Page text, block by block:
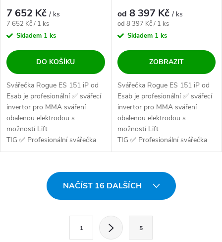
7 652 Kč/ ks
Měrná cena:
7 652 Kč / 1 ks
Skladem 1 ks
DO KOŠÍKU
Svářečka Rogue ES 151 iP od
Esab je profesionální ✅ svářecí
invertor pro MMA sváření
obalenou elektrodou s
možností Lift
TIG ✅ Profesionální svářečka
pro obalenou...
od 8 397 Kč/ ks
Měrná cena:
od 8 397 Kč / 1 ks
Skladem 1 ks
ZOBRAZIT
Svářečka Rogue ES 151 iP od
Esab je profesionální ✅ svářecí
invertor pro MMA sváření
obalenou elektrodou s
možností Lift
TIG ✅ Profesionální svářečka
pro obalenou...
Ovládací prvky výpisu
NAČÍST 16 DALŠÍCH
1 5